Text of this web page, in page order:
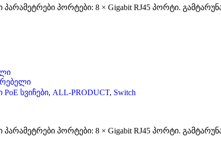
პორტები: 8 × Gigabit RJ45 პორტი.
სვიჩები, ALL-PRODUCT, Switch
პორტები: 8 × Gigabit RJ45 პორტი.